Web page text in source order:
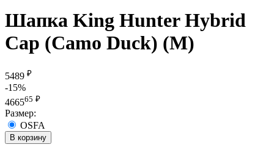
Шапка King Hunter Hybrid
Cap (Camo Duck) (М)
5489 ₽
-15%
466565 ₽
Размер:
OSFA
В корзину